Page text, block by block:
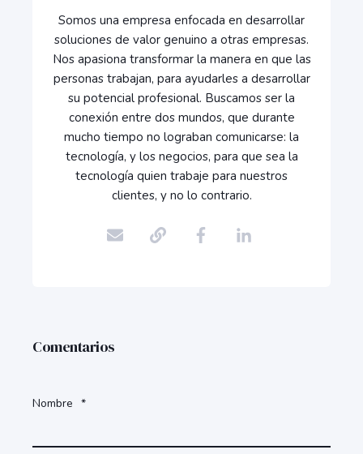
Somos una empresa enfocada en desarrollar
soluciones de valor genuino a otras empresas.
Nos apasiona transformar la manera en que las
personas trabajan, para ayudarles a desarrollar
su potencial profesional. Buscamos ser la
conexión entre dos mundos, que durante
mucho tiempo no lograban comunicarse: la
tecnología, y los negocios, para que sea la
tecnología quien trabaje para nuestros
clientes, y no lo contrario.
Comentarios
Nombre *